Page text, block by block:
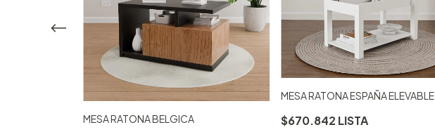
MESA RATONA BELGICA
MESA RATONA ESPAÑA ELEVABLE
$670.842